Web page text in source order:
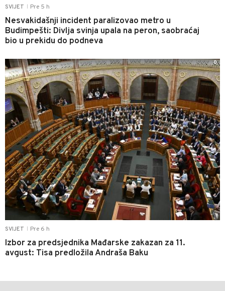
SVIJET Pre 5 h
Nesvakidašnji incident paralizovao metro u
Budimpešti: Divlja svinja upala na peron, saobraćaj
bio u prekidu do podneva
SVIJET Pre 6 h
Izbor za predsjednika Mađarske zakazan za 11.
avgust: Tisa predložila Andraša Baku
0